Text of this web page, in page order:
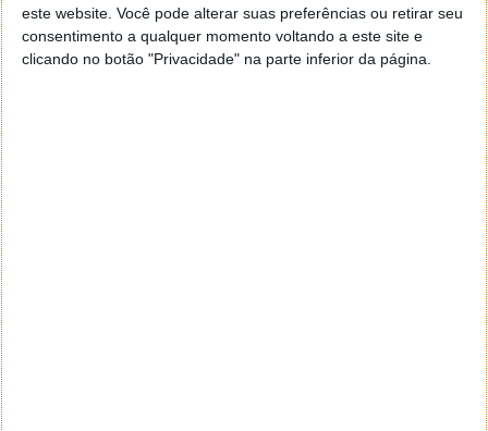
este website. Você pode alterar suas preferências ou retirar seu
consentimento a qualquer momento voltando a este site e
clicando no botão "Privacidade" na parte inferior da página.
Ajustes necessários
A aplicação depois de instalada irá solicitar um local